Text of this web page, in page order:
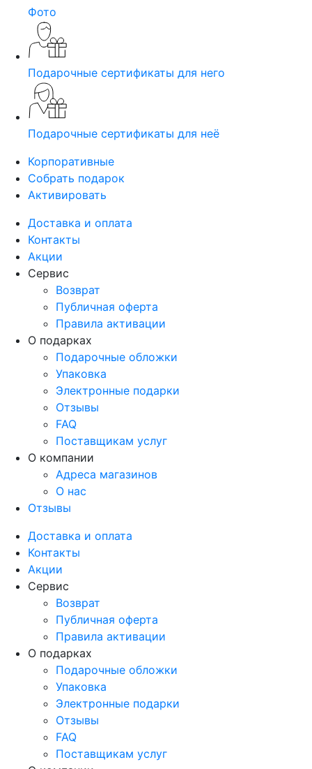
Фото
Подарочные сертификаты для него
Подарочные сертификаты для неё
Корпоративные
Собрать подарок
Активировать
Доставка и оплата
Контакты
Акции
Сервис
Возврат
Публичная оферта
Правила активации
О подарках
Подарочные обложки
Упаковка
Электронные подарки
Отзывы
FAQ
Поставщикам услуг
О компании
Адреса магазинов
О нас
Отзывы
Доставка и оплата
Контакты
Акции
Сервис
Возврат
Публичная оферта
Правила активации
О подарках
Подарочные обложки
Упаковка
Электронные подарки
Отзывы
FAQ
Поставщикам услуг